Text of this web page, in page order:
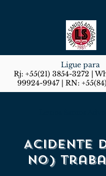
Ligue para
Rj: +55(21) 3854-3272 |
99924-9947 | RN:
Acidente
no)